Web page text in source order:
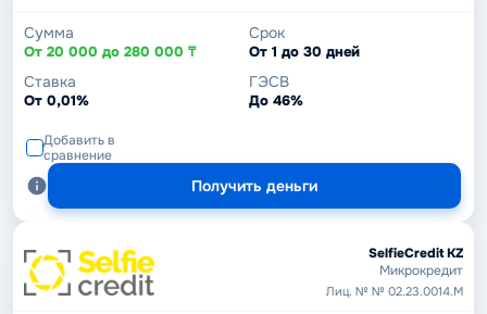
Сумма
От 20 000 до 280 000 ₸
Срок
От 1 до 30 дней
Ставка
От 0,01%
ГЭСВ
До 46%
Добавить в
сравнение
Получить деньги
SelfieCredit KZ
Микрокредит
Лиц. № № 02.23.0014.М